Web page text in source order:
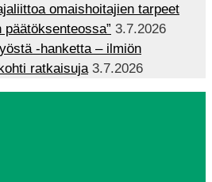
omaishoitajien tarpeet
3.7.2026
-hanketta – ilmiön
ratkaisuja 3.7.2026